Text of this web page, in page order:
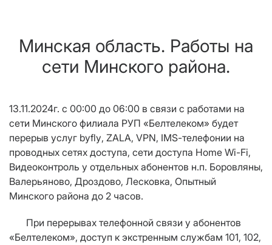
Минская область. Работы на
сети Минского района.
13.11.2024г. с 00:00 до 06:00 в связи с работами на
сети Минского филиала РУП «Белтелеком» будет
перерыв услуг byfly, ZALA, VPN, IMS-телефонии на
проводных сетях доступа, сети доступа Home Wi-Fi,
Видеоконтроль у отдельных абонентов н.п. Боровляны,
Валерьяново, Дроздово, Лесковка, Опытный
Минского района до 2 часов.
При перерывах телефонной связи у абонентов
«Белтелеком», доступ к экстренным службам 101, 102,